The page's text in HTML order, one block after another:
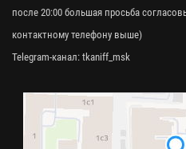
после 20:00 большая просьба
контактному телефону выше)
Telegram-канал: tkaniff_msk